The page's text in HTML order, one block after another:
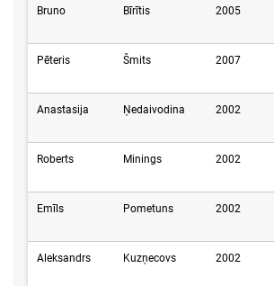
Bruno Bīrītis 2005
Pēteris Šmits 2007
Anastasija Ņedaivodina 2002
Roberts Minings 2002
Emīls Pometuns 2002
Aleksandrs Kuzņecovs 2002